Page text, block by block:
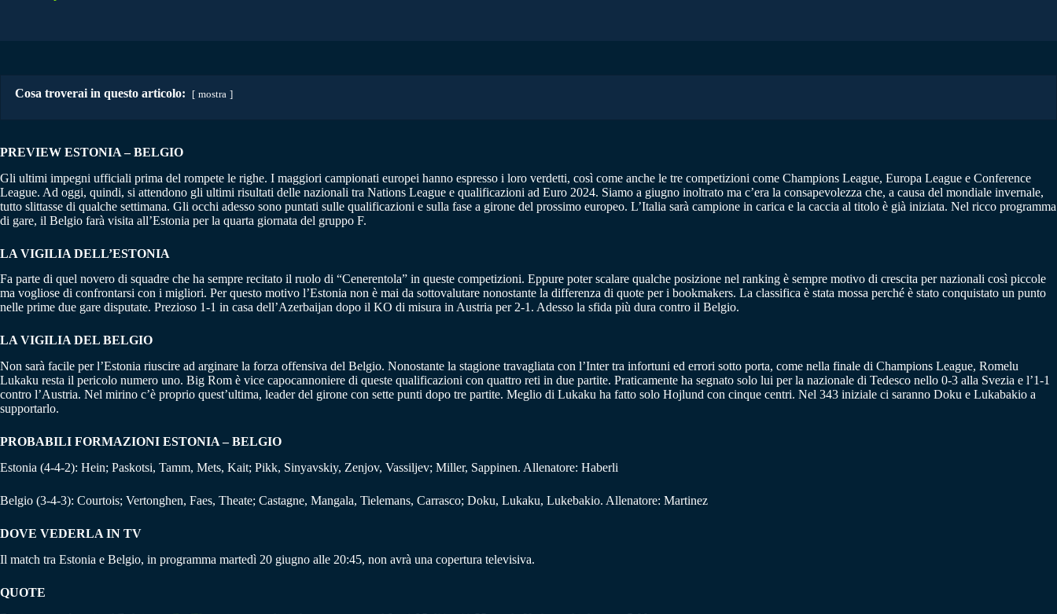
Cosa troverai in questo articolo: mostra
PREVIEW ESTONIA – BELGIO
Gli ultimi impegni ufficiali prima del rompete le righe. I maggiori campionati europei hanno espresso i loro verdetti, così come anche le tre competizioni come Champions League, Europa League e Conference
League. Ad oggi, quindi, si attendono gli ultimi risultati delle nazionali tra Nations League e qualificazioni ad Euro 2024. Siamo a giugno inoltrato ma c’era la consapevolezza che, a causa del mondiale invernale,
tutto slittasse di qualche settimana. Gli occhi adesso sono puntati sulle qualificazioni e sulla fase a girone del prossimo europeo. L’Italia sarà campione in carica e la caccia al titolo è già iniziata. Nel ricco programma
di gare, il Belgio farà visita all’Estonia per la quarta giornata del gruppo F.
LA VIGILIA DELL’ESTONIA
Fa parte di quel novero di squadre che ha sempre recitato il ruolo di “Cenerentola” in queste competizioni. Eppure poter scalare qualche posizione nel ranking è sempre motivo di crescita per nazionali così piccole
ma vogliose di confrontarsi con i migliori. Per questo motivo l’Estonia non è mai da sottovalutare nonostante la differenza di quote per i bookmakers. La classifica è stata mossa perché è stato conquistato un punto
nelle prime due gare disputate. Prezioso 1-1 in casa dell’Azerbaijan dopo il KO di misura in Austria per 2-1. Adesso la sfida più dura contro il Belgio.
LA VIGILIA DEL BELGIO
Non sarà facile per l’Estonia riuscire ad arginare la forza offensiva del Belgio. Nonostante la stagione travagliata con l’Inter tra infortuni ed errori sotto porta, come nella finale di Champions League, Romelu
Lukaku resta il pericolo numero uno. Big Rom è vice capocannoniere di queste qualificazioni con quattro reti in due partite. Praticamente ha segnato solo lui per la nazionale di Tedesco nello 0-3 alla Svezia e l’1-1
contro l’Austria. Nel mirino c’è proprio quest’ultima, leader del girone con sette punti dopo tre partite. Meglio di Lukaku ha fatto solo Hojlund con cinque centri. Nel 343 iniziale ci saranno Doku e Lukabakio a
supportarlo.
PROBABILI FORMAZIONI ESTONIA – BELGIO
Estonia (4-4-2): Hein; Paskotsi, Tamm, Mets, Kait; Pikk, Sinyavskiy, Zenjov, Vassiljev; Miller, Sappinen. Allenatore: Haberli
Belgio (3-4-3): Courtois; Vertonghen, Faes, Theate; Castagne, Mangala, Tielemans, Carrasco; Doku, Lukaku, Lukebakio. Allenatore: Martinez
DOVE VEDERLA IN TV
Il match tra Estonia e Belgio, in programma martedì 20 giugno alle 20:45, non avrà una copertura televisiva.
QUOTE